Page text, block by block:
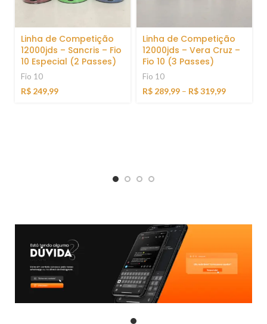
Linha de Competição
12000jds – Sancris – Fio
10 Especial (2 Passes)
Fio 10
R$ 249,99
Linha de Competição
12000jds – Vera Cruz –
Fio 10 (3 Passes)
Fio 10
R$ 289,99 – R$319,99